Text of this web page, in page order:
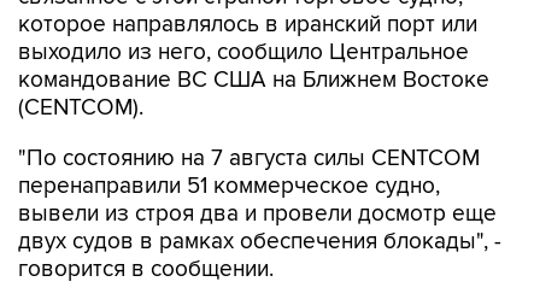
которое направлялось в иранский порт или
выходило из него, сообщило Центральное
командование ВС США на Ближнем Востоке
(CENTCOM).
"По состоянию на 7 августа силы CENTCOM
перенаправили 51 коммерческое судно,
вывели из строя два и провели досмотр еще
двух судов в рамках обеспечения блокады", -
говорится в сообщении.